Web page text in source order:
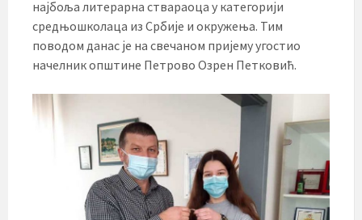
најбоља литерарна ствараоца у категорији
средњошколаца из Србије и окружења. Тим
поводом данас је на свечаном пријему угостио
начелник општине Петрово Озрен Петковић.